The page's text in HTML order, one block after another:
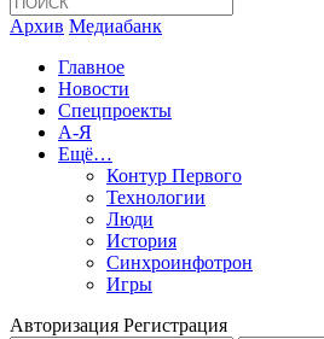
Архив Медиабанк
Главное
Новости
Спецпроекты
А-Я
Ещё…
Контур Первого
Технологии
Люди
История
Синхроинфотрон
Игры
Авторизация Регистрация